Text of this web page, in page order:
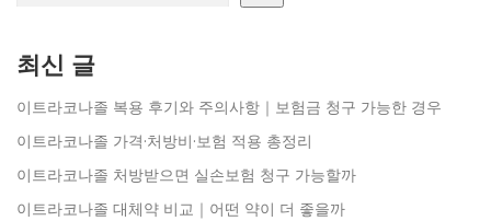
최신 글
이트라코나졸 복용 후기와 주의사항｜보험금 청구 가능한 경우
이트라코나졸 가격·처방비·보험 적용 총정리
이트라코나졸 처방받으면 실손보험 청구 가능할까
이트라코나졸 대체약 비교｜어떤 약이 더 좋을까